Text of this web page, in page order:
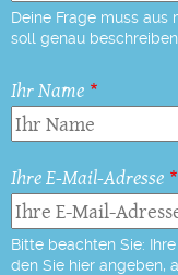
Deine Frage muss
soll genau
Ihr Name
Ihre E-Mail-Adresse
Bitte beachten Sie:
den Sie hier angeben,